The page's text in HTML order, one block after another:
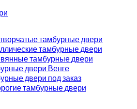
тамбурные двери
тамбурные двери
тамбурные двери
двери Венге
двери под заказ
тамбурные двери